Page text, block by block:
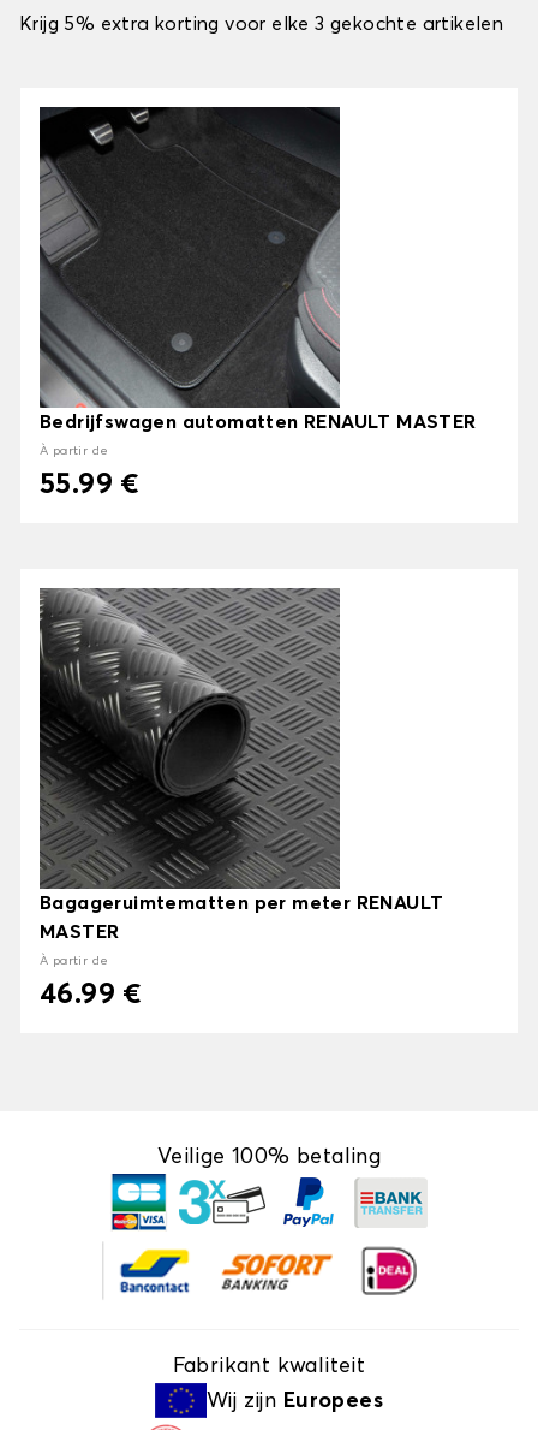
Krijg 5% extra korting voor elke 3 gekochte artikelen
Bedrijfswagen automatten RENAULT MASTER
À partir de
55.99 €
Bagageruimtematten per meter RENAULT
MASTER
À partir de
46.99 €
Veilige 100% betaling
Fabrikant kwaliteit
Wij zijn Europees